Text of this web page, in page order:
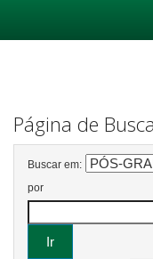
Página de Busca
Buscar em:
por